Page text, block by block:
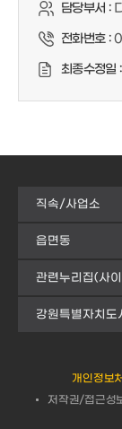
담당부서 :
전화번호 :
최종수정일 :
직속/사업소
읍면동
관련누리집(사
강원특별자치도
개인정보
저작권/접근성